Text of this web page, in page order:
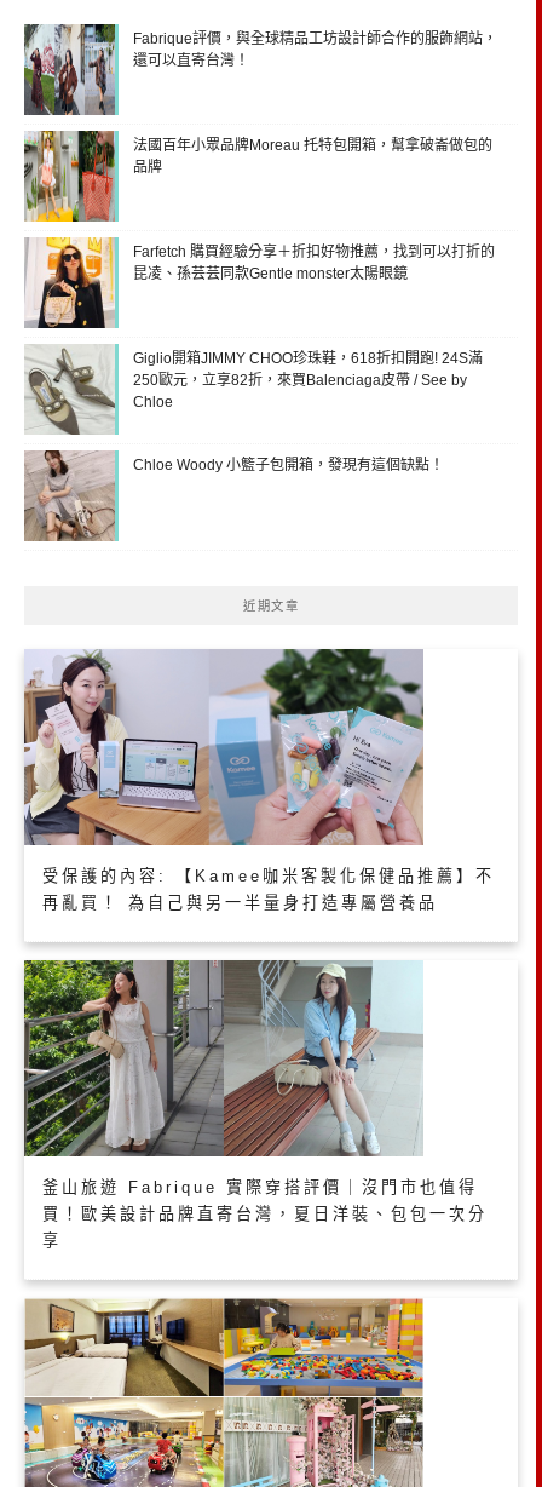
Fabrique評價，與全球精品工坊設計師合作的服飾網站，
還可以直寄台灣！
法國百年小眾品牌Moreau 托特包開箱，幫拿破崙做包的
品牌
Farfetch 購買經驗分享＋折扣好物推薦，找到可以打折的
昆凌、孫芸芸同款Gentle monster太陽眼鏡
Giglio開箱JIMMY CHOO珍珠鞋，618折扣開跑! 24S滿
250歐元，立享82折，來買Balenciaga皮帶 / See by
Chloe
Chloe Woody 小籃子包開箱，發現有這個缺點！
近期文章
受保護的內容: 【Kamee咖米客製化保健品推薦】不
再亂買！ 為自己與另一半量身打造專屬營養品
釜山旅遊 Fabrique 實際穿搭評價｜沒門市也值得
買！歐美設計品牌直寄台灣，夏日洋裝、包包一次分
享